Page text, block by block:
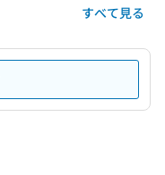
すべて見る